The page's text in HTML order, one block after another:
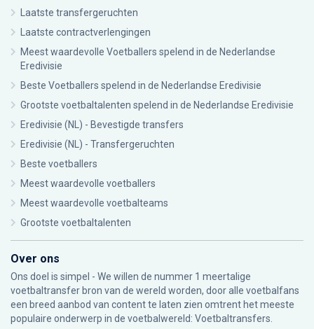
Laatste transfergeruchten
Laatste contractverlengingen
Meest waardevolle Voetballers spelend in de Nederlandse
Eredivisie
Beste Voetballers spelend in de Nederlandse Eredivisie
Grootste voetbaltalenten spelend in de Nederlandse Eredivisie
Eredivisie (NL) - Bevestigde transfers
Eredivisie (NL) - Transfergeruchten
Beste voetballers
Meest waardevolle voetballers
Meest waardevolle voetbalteams
Grootste voetbaltalenten
Over ons
Ons doel is simpel - We willen de nummer 1 meertalige
voetbaltransfer bron van de wereld worden, door alle voetbalfans
een breed aanbod van content te laten zien omtrent het meeste
populaire onderwerp in de voetbalwereld: Voetbaltransfers.